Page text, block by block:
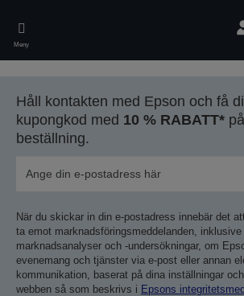
main
content
Meny
Håll kontakten med Epson och få
kupongkod med 10 % RABATT*
beställning.
När du skickar in din e-postadress innebär det
ta emot marknadsföringsmeddelanden,
marknadsanalyser och -undersökningar, om
evenemang och tjänster via e-post eller annan
kommunikation, baserat på dina inställningar
webben så som beskrivs i Epsons